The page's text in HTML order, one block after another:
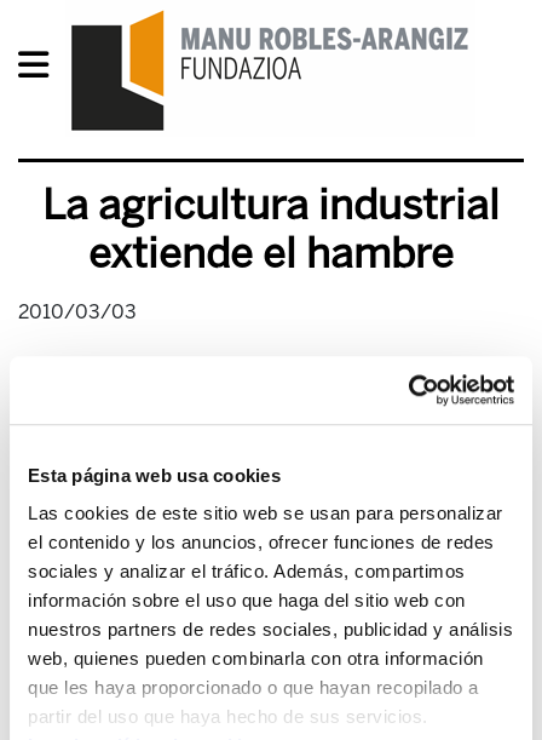
Esta página web usa cookies
Las cookies de este sitio web se usan para personalizar
el contenido y los anuncios, ofrecer funciones de redes
sociales y analizar el tráfico. Además, compartimos
información sobre el uso que haga del sitio web con
nuestros partners de redes sociales, publicidad y análisis
web, quienes pueden combinarla con otra información
que les haya proporcionado o que hayan recopilado a
partir del uso que haya hecho de sus servicios.
La agricultura industrial
extiende el hambre
2010/03/03
Bideo hau ikusi ahal izatekomarketing-cookieak onartu
behar dituzu.
Los procesos de agricultura industrial y